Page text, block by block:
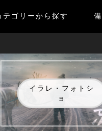
テゴリーから探す
イラレ・フォトシ
ョ